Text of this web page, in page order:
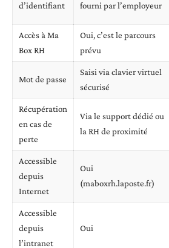
d’identifiant
fourni par l’employeur
Accès à Ma
Box RH
Oui, c’est le parcours
prévu
Mot de passe
Saisi via clavier virtuel
sécurisé
Récupération
en cas de
perte
Via le support dédié ou
la RH de proximité
Accessible
depuis
Internet
Oui
(maboxrh.laposte.fr)
Accessible
depuis
l’intranet
Oui